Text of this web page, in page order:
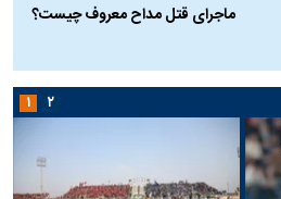
ماجرای قتل مداح معروف چیست؟
۱ ۲